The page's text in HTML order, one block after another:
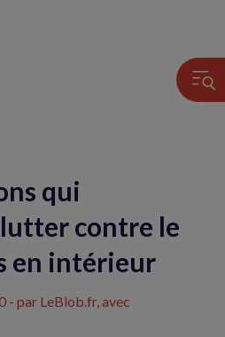
qui
contre le
en intérieur
- par LeBlob.fr, avec